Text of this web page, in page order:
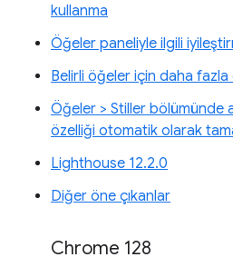
kullanma
Öğeler paneliyle ilgili
Belirli öğeler için daha fazla
Öğeler > Stiller bölümünde
özelliği otomatik olarak
Lighthouse 12.2.0
Diğer öne çıkanlar
Chrome 128